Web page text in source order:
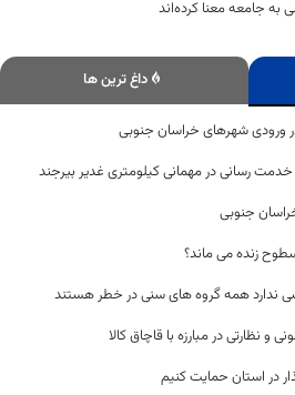
جامعه معنا کرده‌اند
داغ ترین ها
جنوبی
زنده می ماند؟
ندارد همه گروه های سنی در خطر هستند
نظارتی در مبارزه با قاچاق کالا
در استان حمایت کنیم